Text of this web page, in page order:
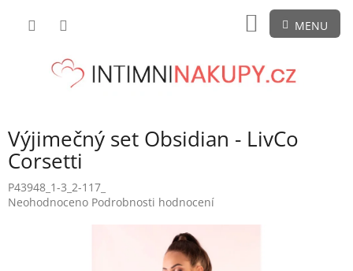
NÁKUPNÍ
KOŠÍK
Výjimečný set Obsidian - LivCo
Corsetti
P43948_1-3_2-117_
Průměrné
Neohodnoceno Podrobnosti hodnocení